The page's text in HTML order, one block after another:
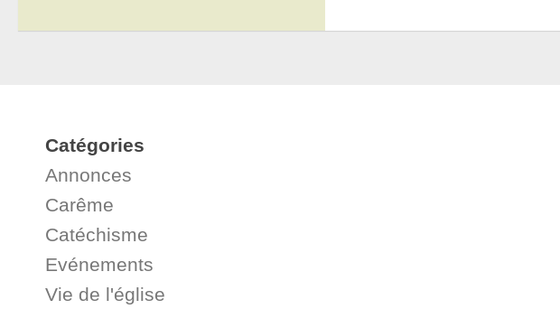
Catégories
Annonces
Carême
Catéchisme
Evénements
Vie de l'église